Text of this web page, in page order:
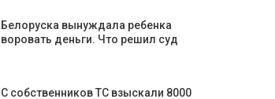
Белоруска вынуждала ребенка
воровать деньги. Что решил суд
С собственников ТС взыскали 8000